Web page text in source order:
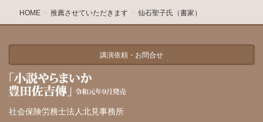
HOME 推薦させていただきます 仙石聖子氏（書家）
講演依頼・お問合せ
社会保険労務士法人北見事務所